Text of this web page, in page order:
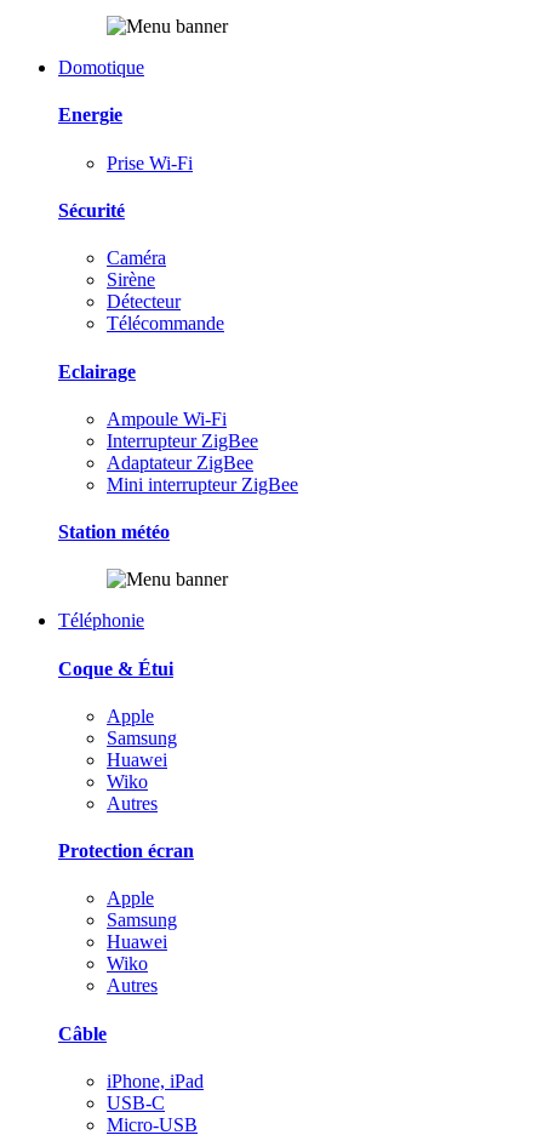
Domotique
Energie
Prise Wi-Fi
Sécurité
Caméra
Sirène
Détecteur
Télécommande
Eclairage
Ampoule Wi-Fi
Interrupteur ZigBee
Adaptateur ZigBee
Mini interrupteur ZigBee
Station météo
Téléphonie
Coque & Étui
Apple
Samsung
Huawei
Wiko
Autres
Protection écran
Apple
Samsung
Huawei
Wiko
Autres
Câble
iPhone, iPad
USB-C
Micro-USB